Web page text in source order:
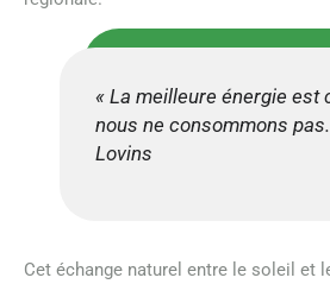
« La meilleure énergie est
nous ne consommons
Lovins
Cet échange naturel entre le soleil et